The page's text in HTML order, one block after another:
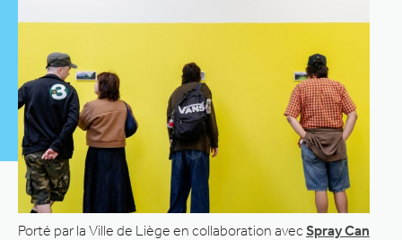
Porté par la Ville de Liège en collaboration avecSpray Can